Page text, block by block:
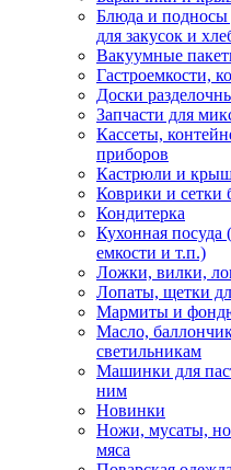
Блюда и подносы
для закусок и
Вакуумные
Гастроемкости,
Доски
Запчасти для
Кассеты,
приборов
Кастрюли и
Коврики и сетки
Кондитерка
Кухонная
емкости и т.п.)
Ложки, вилки,
Лопаты, щетки
Мармиты и
Масло,
светильникам
Машинки для
ним
Новинки
Ножи, мусаты,
мяса